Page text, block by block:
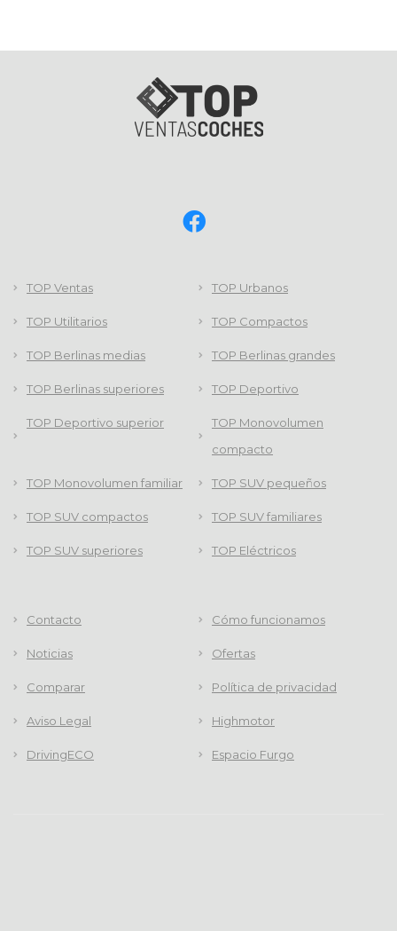
TOP Ventas TOP Urbanos
TOP Utilitarios TOP Compactos
TOP Berlinas medias TOP Berlinas grandes
TOP Berlinas superiores TOP Deportivo
TOP Deportivo superior
TOP Monovolumen
compacto
TOP Monovolumen familiar TOP SUV pequeños
TOP SUV compactos TOP SUV familiares
TOP SUV superiores TOP Eléctricos
Contacto Cómo funcionamos
Noticias Ofertas
Comparar Política de privacidad
Aviso Legal Highmotor
DrivingECO Espacio Furgo